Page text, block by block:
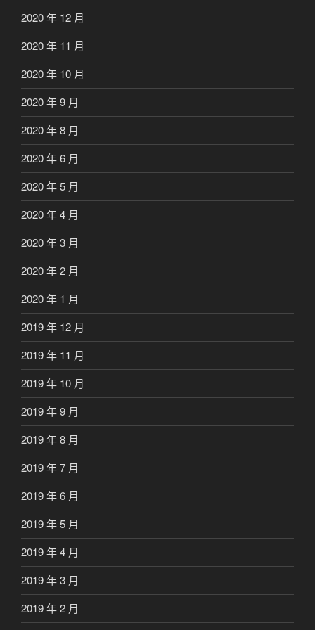
2020 年 12 月
2020 年 11 月
2020 年 10 月
2020 年 9 月
2020 年 8 月
2020 年 6 月
2020 年 5 月
2020 年 4 月
2020 年 3 月
2020 年 2 月
2020 年 1 月
2019 年 12 月
2019 年 11 月
2019 年 10 月
2019 年 9 月
2019 年 8 月
2019 年 7 月
2019 年 6 月
2019 年 5 月
2019 年 4 月
2019 年 3 月
2019 年 2 月